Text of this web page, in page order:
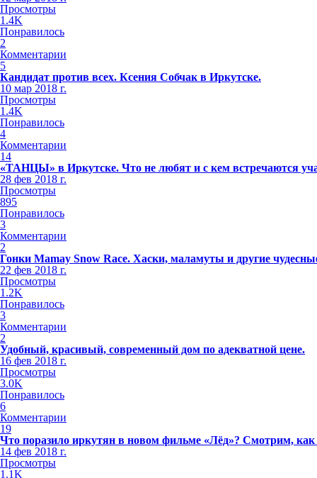
Просмотры
1.4K
Понравилось
2
Комментарии
5
Кандидат против всех. Ксения Собчак в Иркутске.
10 мар 2018 г.
Просмотры
1.4K
Понравилось
4
Комментарии
14
«ТАНЦЫ» в Иркутске. Что не любят и с кем встречаются
28 фев 2018 г.
Просмотры
895
Понравилось
3
Комментарии
2
Гонки Mamay Snow Race. Хаски, маламуты и другие
22 фев 2018 г.
Просмотры
1.2K
Понравилось
3
Комментарии
2
Удобный, красивый, современный дом по адекватной цене.
16 фев 2018 г.
Просмотры
3.0K
Понравилось
6
Комментарии
19
Что поразило иркутян в новом фильме «Лёд»? Смотрим,
14 фев 2018 г.
Просмотры
1.1K